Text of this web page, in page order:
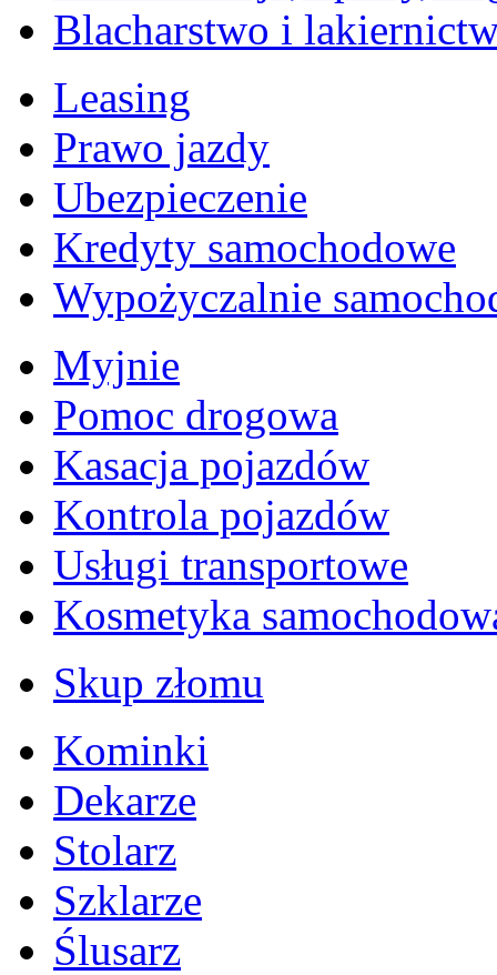
Blacharstwo i
Leasing
Prawo jazdy
Ubezpieczenie
Kredyty samochodowe
Wypożyczalnie
Myjnie
Pomoc drogowa
Kasacja pojazdów
Kontrola pojazdów
Usługi transportowe
Kosmetyka
Skup złomu
Kominki
Dekarze
Stolarz
Szklarze
Ślusarz